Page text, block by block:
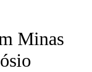
Minas